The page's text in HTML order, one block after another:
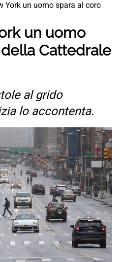
York un uomo spara al coro
un uomo
Cattedrale
al grido
lo accontenta.